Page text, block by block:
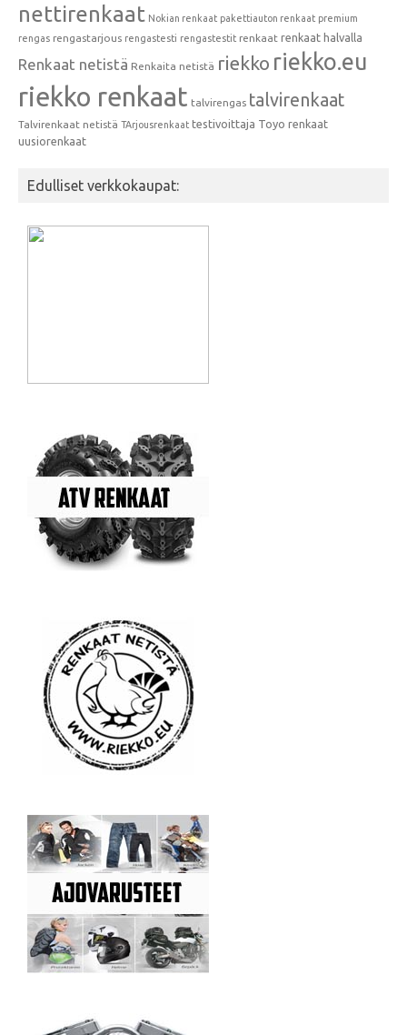
nettirenkaat Nokian renkaat pakettiauton renkaat premium
rengas rengastarjous rengastesti rengastestit renkaat renkaat halvalla
Renkaat netistä Renkaita netistä riekko riekko.eu
riekko renkaat talvirengas talvirenkaat
Talvirenkaat netistä TArjousrenkaat testivoittaja Toyo renkaat
uusiorenkaat
Edulliset verkkokaupat: